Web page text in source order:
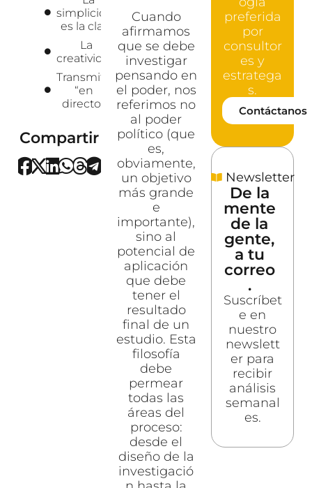
simplicidad
es la clave
La
creatividad
Transmitir
“en
directo”
Compartir
Cuando
afirmamos
que se debe
investigar
pensando en
el poder, nos
referimos no
al poder
político (que
es,
obviamente,
un objetivo
más grande
e
importante),
sino al
potencial de
aplicación
que debe
tener el
resultado
final de un
estudio. Esta
filosofía
debe
permear
todas las
áreas del
proceso:
desde el
diseño de la
investigació
preferida
por
consultor
es y
estratega
s.
Contáctanos
Newsletter
De la
mente
de la
gente,
a tu
correo
.
Suscríbet
e en
nuestro
newslett
er para
recibir
análisis
semanal
es.